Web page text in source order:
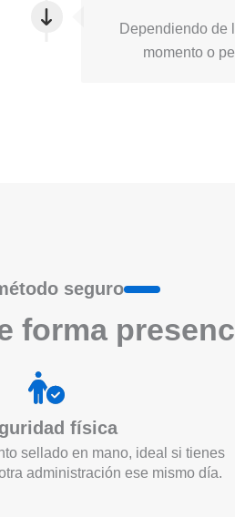
Dependiendo de
momento o
seguro
forma
física
sellado en mano, ideal si tienes
administración ese mismo día.